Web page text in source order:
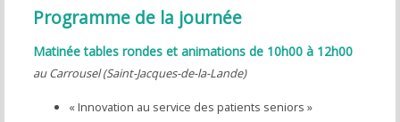
Programme de la journée
Matinée tables rondes et animations de 10h00 à 12h00
au Carrousel (Saint-Jacques-de-la-Lande)
« Innovation au service des patients seniors »